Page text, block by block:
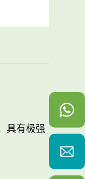
具有极强
